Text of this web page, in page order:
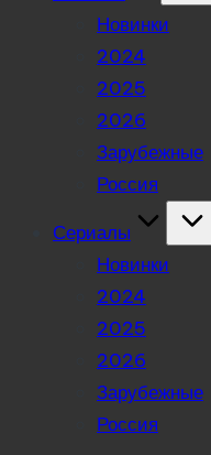
Новинки
2024
2025
2026
Зарубежные
Россия
Сериалы
Новинки
2024
2025
2026
Зарубежные
Россия